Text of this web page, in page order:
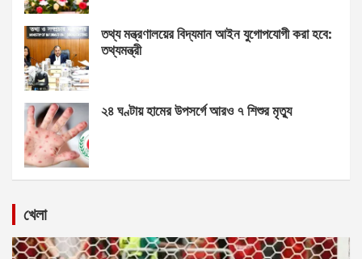
তথ্য মন্ত্রণালয়ের বিদ্যমান আইন যুগোপযোগী করা হবে:
তথ্যমন্ত্রী
২৪ ঘণ্টায় হামের উপসর্গে আরও ৭ শিশুর মৃত্যু
খেলা